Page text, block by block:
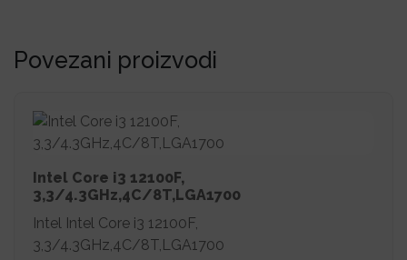
Povezani proizvodi
Intel Core i3 12100F,
3,3/4.3GHz,4C/8T,LGA1700
Intel Intel Core i3 12100F,
3,3/4.3GHz,4C/8T,LGA1700